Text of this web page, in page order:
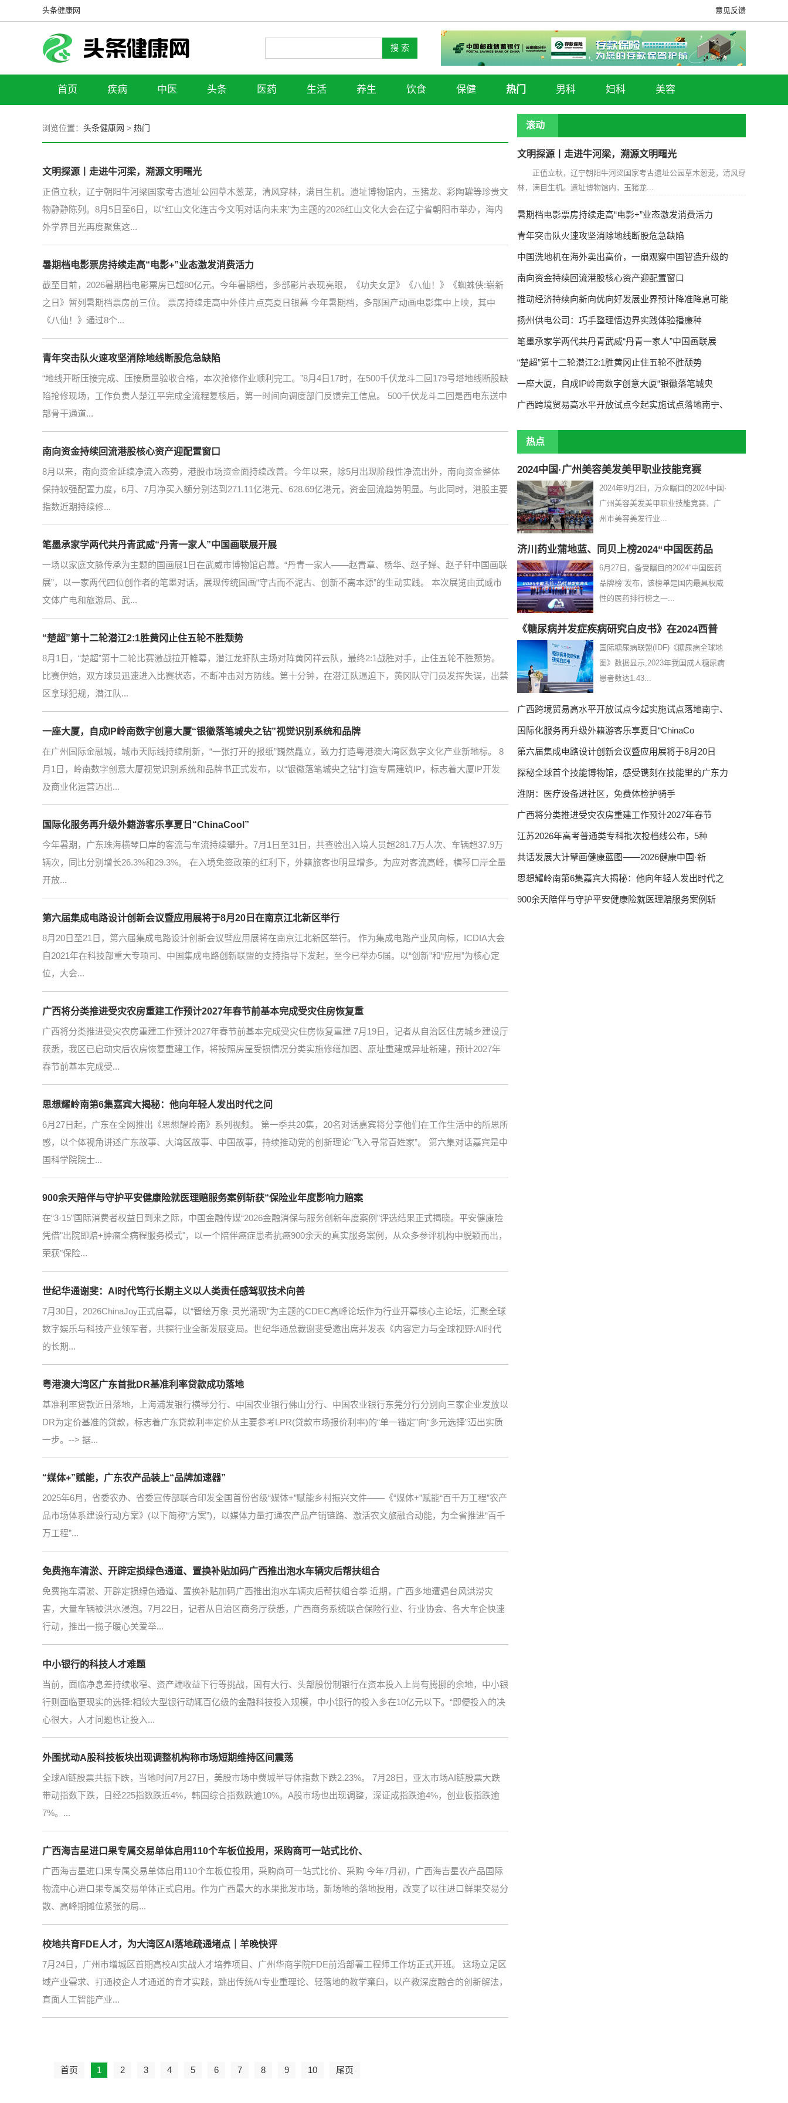
头条健康网 意见反馈
首页 疾病 中医 头条 医药 生活 养生 饮食 保健 热门 男科 妇科 美容
浏览位置： 头条健康网 > 热门
文明探源丨走进牛河梁，溯源文明曙光
正值立秋，辽宁朝阳牛河梁国家考古遗址公园草木葱茏，清风穿林，满目生机。遗址博物馆内，玉猪龙、彩陶罐等珍贵文
物静静陈列。8月5日至6日，以“红山文化连古今文明对话向未来”为主题的2026红山文化大会在辽宁省朝阳市举办，海内
外学界目光再度聚焦这...
暑期档电影票房持续走高“电影+”业态激发消费活力
截至目前，2026暑期档电影票房已超80亿元。今年暑期档，多部影片表现亮眼，《功夫女足》《八仙！》《蜘蛛侠:崭新
之日》暂列暑期档票房前三位。 票房持续走高中外佳片点亮夏日银幕 今年暑期档，多部国产动画电影集中上映，其中
《八仙！》通过8个...
青年突击队火速攻坚消除地线断股危急缺陷
“地线开断压接完成、压接质量验收合格，本次抢修作业顺利完工。”8月4日17时，在500千伏龙斗二回179号塔地线断股缺
陷抢修现场，工作负责人楚江平完成全流程复核后，第一时间向调度部门反馈完工信息。 500千伏龙斗二回是西电东送中
部骨干通道...
南向资金持续回流港股核心资产迎配置窗口
8月以来，南向资金延续净流入态势，港股市场资金面持续改善。今年以来，除5月出现阶段性净流出外，南向资金整体
保持较强配置力度，6月、7月净买入额分别达到271.11亿港元、628.69亿港元，资金回流趋势明显。与此同时，港股主要
指数近期持续修...
笔墨承家学两代共丹青武威“丹青一家人”中国画联展开展
一场以家庭文脉传承为主题的国画展1日在武威市博物馆启幕。“丹青一家人——赵青章、杨华、赵子婵、赵子轩中国画联
展”，以一家两代四位创作者的笔墨对话，展现传统国画“守古而不泥古、创新不离本源”的生动实践。 本次展览由武威市
文体广电和旅游局、武...
“楚超”第十二轮潜江2:1胜黄冈止住五轮不胜颓势
8月1日，“楚超”第十二轮比赛激战拉开帷幕，潜江龙虾队主场对阵黄冈祥云队，最终2:1战胜对手，止住五轮不胜颓势。
比赛伊始，双方球员迅速进入比赛状态，不断冲击对方防线。第十分钟，在潜江队逼迫下，黄冈队守门员发挥失误，出禁
区拿球犯规，潜江队...
一座大厦，自成IP岭南数字创意大厦“银徽落笔城央之钻”视觉识别系统和品牌
在广州国际金融城，城市天际线持续刷新，“一张打开的报纸”巍然矗立，致力打造粤港澳大湾区数字文化产业新地标。 8
月1日，岭南数字创意大厦视觉识别系统和品牌书正式发布，以“银徽落笔城央之钻”打造专属建筑IP，标志着大厦IP开发
及商业化运营迈出...
国际化服务再升级外籍游客乐享夏日“ChinaCool”
今年暑期，广东珠海横琴口岸的客流与车流持续攀升。7月1日至31日，共查验出入境人员超281.7万人次、车辆超37.9万
辆次，同比分别增长26.3%和29.3%。 在入境免签政策的红利下，外籍旅客也明显增多。为应对客流高峰，横琴口岸全量
开放...
第六届集成电路设计创新会议暨应用展将于8月20日在南京江北新区举行
8月20日至21日，第六届集成电路设计创新会议暨应用展将在南京江北新区举行。 作为集成电路产业风向标，ICDIA大会
自2021年在科技部重大专项司、中国集成电路创新联盟的支持指导下发起，至今已举办5届。以“创新”和“应用”为核心定
位，大会...
广西将分类推进受灾农房重建工作预计2027年春节前基本完成受灾住房恢复重
广西将分类推进受灾农房重建工作预计2027年春节前基本完成受灾住房恢复重建 7月19日，记者从自治区住房城乡建设厅
获悉，我区已启动灾后农房恢复重建工作，将按照房屋受损情况分类实施修缮加固、原址重建或异址新建，预计2027年
春节前基本完成受...
思想耀岭南第6集嘉宾大揭秘：他向年轻人发出时代之问
6月27日起，广东在全网推出《思想耀岭南》系列视频。 第一季共20集，20名对话嘉宾将分享他们在工作生活中的所思所
感，以个体视角讲述广东故事、大湾区故事、中国故事，持续推动党的创新理论“飞入寻常百姓家”。 第六集对话嘉宾是中
国科学院院士...
900余天陪伴与守护平安健康险就医理赔服务案例斩获“保险业年度影响力赔案
在“3·15”国际消费者权益日到来之际，中国金融传媒“2026金融消保与服务创新年度案例”评选结果正式揭晓。平安健康险
凭借"出院即赔+肿瘤全病程服务模式"，以一个陪伴癌症患者抗癌900余天的真实服务案例，从众多参评机构中脱颖而出，
荣获"保险...
世纪华通谢斐：AI时代笃行长期主义以人类责任感驾驭技术向善
7月30日，2026ChinaJoy正式启幕，以“智绘万象·灵光涌现”为主题的CDEC高峰论坛作为行业开幕核心主论坛，汇聚全球
数字娱乐与科技产业领军者，共探行业全新发展变局。世纪华通总裁谢斐受邀出席并发表《内容定力与全球视野:AI时代
的长期...
粤港澳大湾区广东首批DR基准利率贷款成功落地
基准利率贷款近日落地，上海浦发银行横琴分行、中国农业银行佛山分行、中国农业银行东莞分行分别向三家企业发放以
DR为定价基准的贷款，标志着广东贷款利率定价从主要参考LPR(贷款市场报价利率)的“单一锚定”向“多元选择”迈出实质
一步。--> 据...
“媒体+”赋能，广东农产品装上“品牌加速器”
2025年6月，省委农办、省委宣传部联合印发全国首份省级“媒体+”赋能乡村振兴文件——《“媒体+”赋能“百千万工程”农产
品市场体系建设行动方案》(以下简称“方案”)，以媒体力量打通农产品产销链路、激活农文旅融合动能，为全省推进“百千
万工程”...
免费拖车清淤、开辟定损绿色通道、置换补贴加码广西推出泡水车辆灾后帮扶组合
免费拖车清淤、开辟定损绿色通道、置换补贴加码广西推出泡水车辆灾后帮扶组合拳 近期，广西多地遭遇台风洪涝灾
害，大量车辆被洪水浸泡。7月22日，记者从自治区商务厅获悉，广西商务系统联合保险行业、行业协会、各大车企快速
行动，推出一揽子暖心关爱举...
中小银行的科技人才难题
当前，面临净息差持续收窄、资产端收益下行等挑战，国有大行、头部股份制银行在资本投入上尚有腾挪的余地，中小银
行则面临更现实的选择:相较大型银行动辄百亿级的金融科技投入规模，中小银行的投入多在10亿元以下。“即便投入的决
心很大，人才问题也让投入...
外围扰动A股科技板块出现调整机构称市场短期维持区间震荡
全球AI链股票共振下跌，当地时间7月27日，美股市场中费城半导体指数下跌2.23%。 7月28日，亚太市场AI链股票大跌
带动指数下跌，日经225指数跌近4%，韩国综合指数跌逾10%。A股市场也出现调整，深证成指跌逾4%，创业板指跌逾
7%。...
广西海吉星进口果专属交易单体启用110个车板位投用，采购商可一站式比价、
广西海吉星进口果专属交易单体启用110个车板位投用，采购商可一站式比价、采购 今年7月初，广西海吉星农产品国际
物流中心进口果专属交易单体正式启用。作为广西最大的水果批发市场，新场地的落地投用，改变了以往进口鲜果交易分
散、高峰期摊位紧张的局...
校地共育FDE人才，为大湾区AI落地疏通堵点｜羊晚快评
7月24日，广州市增城区首期高校AI实战人才培养项目、广州华商学院FDE前沿部署工程师工作坊正式开班。 这场立足区
域产业需求、打通校企人才通道的育才实践，跳出传统AI专业重理论、轻落地的教学窠臼，以产教深度融合的创新解法，
直面人工智能产业...
首页 1 2 3 4 5 6 7 8 9 10 尾页
滚动
文明探源丨走进牛河梁，溯源文明曙光
正值立秋，辽宁朝阳牛河梁国家考古遗址公园草木葱茏，清风穿
林，满目生机。遗址博物馆内，玉猪龙...
暑期档电影票房持续走高“电影+”业态激发消费活力
青年突击队火速攻坚消除地线断股危急缺陷
中国洗地机在海外卖出高价，一扇观察中国智造升级的
南向资金持续回流港股核心资产迎配置窗口
推动经济持续向新向优向好发展业界预计降准降息可能
扬州供电公司：巧手整理悟边界实践体验播廉种
笔墨承家学两代共丹青武威“丹青一家人”中国画联展
“楚超”第十二轮潜江2:1胜黄冈止住五轮不胜颓势
一座大厦，自成IP岭南数字创意大厦“银徽落笔城央
广西跨境贸易高水平开放试点今起实施试点落地南宁、
热点
2024中国·广州美容美发美甲职业技能竞赛
2024年9月2日，万众瞩目的2024中国·
广州美容美发美甲职业技能竞赛，广
州市美容美发行业...
济川药业蒲地蓝、同贝上榜2024“中国医药品
6月27日，备受瞩目的2024“中国医药
品牌榜”发布，该榜单是国内最具权威
性的医药排行榜之一...
《糖尿病并发症疾病研究白皮书》在2024西普
国际糖尿病联盟(IDF)《糖尿病全球地
图》数据显示,2023年我国成人糖尿病
患者数达1.43...
广西跨境贸易高水平开放试点今起实施试点落地南宁、
国际化服务再升级外籍游客乐享夏日“ChinaCo
第六届集成电路设计创新会议暨应用展将于8月20日
探秘全球首个技能博物馆，感受镌刻在技能里的广东力
淮阴：医疗设备进社区，免费体检护骑手
广西将分类推进受灾农房重建工作预计2027年春节
江苏2026年高考普通类专科批次投档线公布，5种
共话发展大计擘画健康蓝图——2026健康中国·新
思想耀岭南第6集嘉宾大揭秘：他向年轻人发出时代之
900余天陪伴与守护平安健康险就医理赔服务案例斩